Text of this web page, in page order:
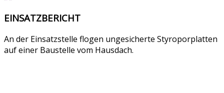
EINSATZBERICHT
An der Einsatzstelle flogen ungesicherte Styroporplatten
auf einer Baustelle vom Hausdach.